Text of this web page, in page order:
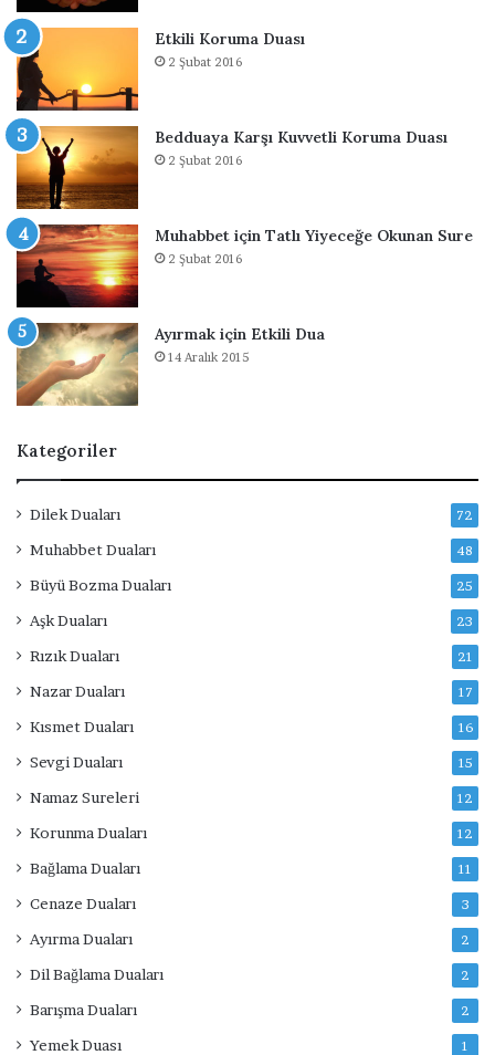
t
i
i
n
O
k
u
n
a
n
D
u
a
Etkili Koruma Duası
2 Şubat 2016
Bedduaya Karşı Kuvvetli Koruma Duası
2 Şubat 2016
Muhabbet için Tatlı Yiyeceğe Okunan Sure
2 Şubat 2016
Ayırmak için Etkili Dua
14 Aralık 2015
Kategoriler
Dilek Duaları 72
Muhabbet Duaları 48
Büyü Bozma Duaları 25
Aşk Duaları 23
Rızık Duaları 21
Nazar Duaları 17
Kısmet Duaları 16
Sevgi Duaları 15
Namaz Sureleri 12
Korunma Duaları 12
Bağlama Duaları 11
Cenaze Duaları 3
Ayırma Duaları 2
Dil Bağlama Duaları 2
Barışma Duaları 2
Yemek Duası 1